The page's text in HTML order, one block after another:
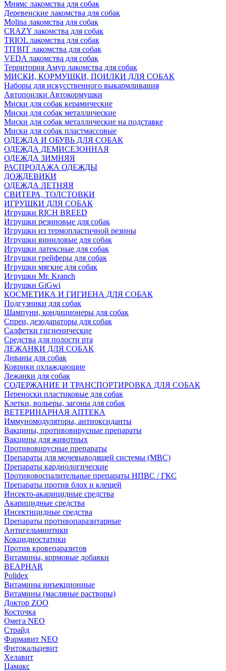
Мнямс лакомства для собак
Деревенские лакомства для собак
Molina лакомства для собак
CRAZY лакомства для собак
TRIOL лакомства для собак
TITBIT лакомства для собак
VEDA лакомства для собак
Территория Амур лакомства для собак
МИСКИ, КОРМУШКИ, ПОИЛКИ ДЛЯ СОБАК
Наборы для искусственного выкармливания
Автопоилки Автокормушки
Миски для собак керамические
Миски для собак металлические
Миски для собак металлические на подставке
Миски для собак пластмассовые
ОДЕЖДА И ОБУВЬ ДЛЯ СОБАК
ОДЕЖДА ДЕМИСЕЗОННАЯ
ОДЕЖДА ЗИМНЯЯ
РАСПРОДАЖА ОДЕЖДЫ
ДОЖДЕВИКИ
ОДЕЖДА ЛЕТНЯЯ
СВИТЕРА, ТОЛСТОВКИ
ИГРУШКИ ДЛЯ СОБАК
Игрушки RICH BREED
Игрушки резиновые для собак
Игрушки из термопластичной резины
Игрушки виниловые для собак
Игрушки латексные для собак
Игрушки грейферы для собак
Игрушки мягкие для собак
Игрушки Mr. Kranch
Игрушки GiGwi
КОСМЕТИКА И ГИГИЕНА ДЛЯ СОБАК
Подгузники для собак
Шампуни, кондиционеры для собак
Спреи, дезодараторы для собак
Салфетки гигиенические
Средства для полости рта
ЛЕЖАНКИ ДЛЯ СОБАК
Диваны для собак
Коврики охлаждающие
Лежанки для собак
СОДЕРЖАНИЕ И ТРАНСПОРТИРОВКА ДЛЯ СОБАК
Переноски пластиковые для собак
Клетки, вольеры, загоны для собак
ВЕТЕРИНАРНАЯ АПТЕКА
Иммуномодуляторы, антиоксиданты
Вакцины, противовирусные препараты
Вакцины для животных
Противовирусные препараты
Препараты для мочевыводящей системы (МВС)
Препараты кардиологические
Противовоспалительные препараты НПВС / ГКС
Препараты против блох и клещей
Инсекто-акарицидные средства
Акарицидные средства
Инсектицидные средства
Препараты противопаразитарные
Антигельминтики
Кокцидиостатики
Против кровепаразитов
Витамины, кормовые добавки
BEAPHAR
Polidex
Витамины инъекционные
Витамины (масляные растворы)
Доктор ZOO
Косточка
Омега NEO
Страйд
Фармавит NEO
Фитокальцевит
Хелавит
Цамакс